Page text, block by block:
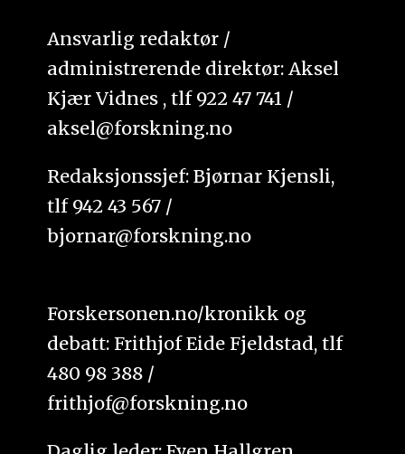
Ansvarlig redaktør /
administrerende direktør: Aksel
Kjær Vidnes , tlf 922 47 741 /
aksel@forskning.no
Redaksjonssjef: Bjørnar Kjensli,
tlf 942 43 567 /
bjornar@forskning.no
Forskersonen.no/kronikk og
debatt: Frithjof Eide Fjeldstad, tlf
480 98 388 /
frithjof@forskning.no